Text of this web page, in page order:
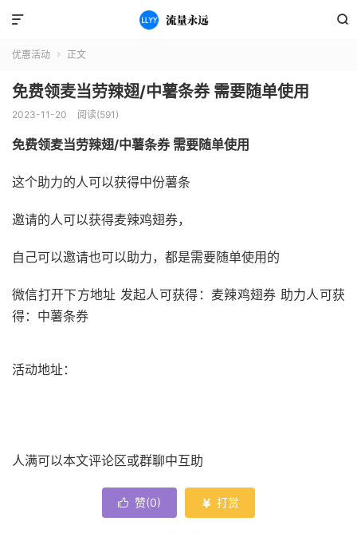


优惠活动  正文
免费领麦当劳辣翅/中薯条券 需要随单使用
2023-11-20 阅读(591)
免费领麦当劳辣翅/中薯条券 需要随单使用
这个助力的人可以获得中份薯条
邀请的人可以获得麦辣鸡翅券，
自己可以邀请也可以助力，都是需要随单使用的
微信打开下方地址 发起人可获得：麦辣鸡翅券 助力人可获
得：中薯条券
活动地址：
人满可以本文评论区或群聊中互助
 赞(0)  打赏